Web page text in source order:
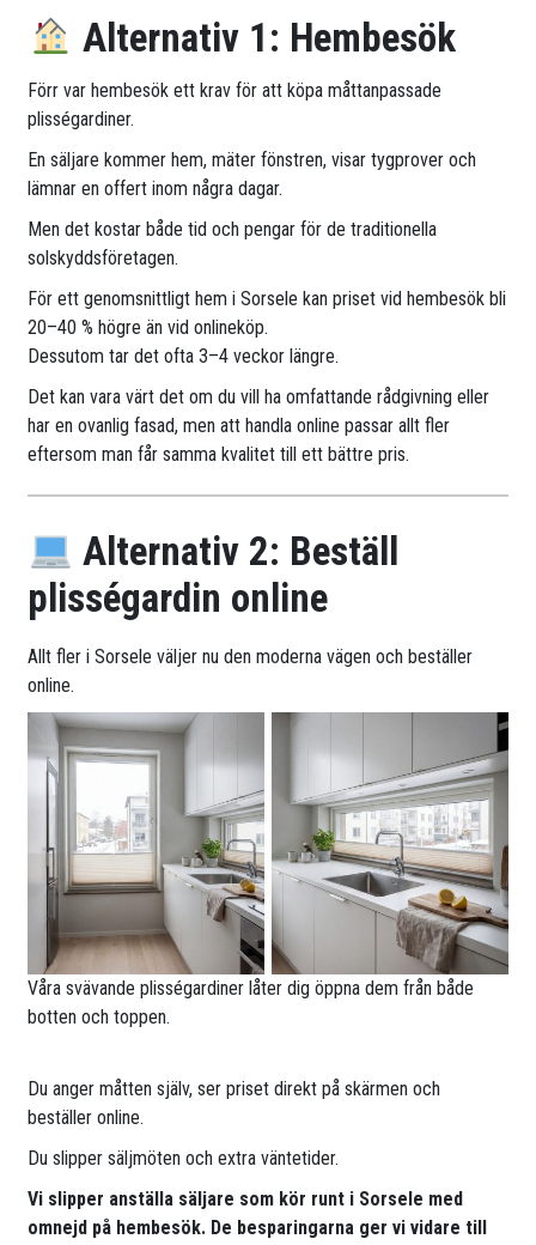
Alternativ 1: Hembesök
Förr var hembesök ett krav för att köpa måttanpassade
plisségardiner.
En säljare kommer hem, mäter fönstren, visar tygprover och
lämnar en offert inom några dagar.
Men det kostar både tid och pengar för de traditionella
solskyddsföretagen.
För ett genomsnittligt hem i Sorsele kan priset vid hembesök bli
20–40 % högre än vid onlineköp.
Dessutom tar det ofta 3–4 veckor längre.
Det kan vara värt det om du vill ha omfattande rådgivning eller
har en ovanlig fasad, men att handla online passar allt fler
eftersom man får samma kvalitet till ett bättre pris.
Alternativ 2: Beställ
plisségardin online
Allt fler i Sorsele väljer nu den moderna vägen och beställer
online.
Våra svävande plisségardiner låter dig öppna dem från både
botten och toppen.
Du anger måtten själv, ser priset direkt på skärmen och
beställer online.
Du slipper säljmöten och extra väntetider.
Vi slipper anställa säljare som kör runt i Sorsele med
omnejd på hembesök. De besparingarna ger vi vidare till